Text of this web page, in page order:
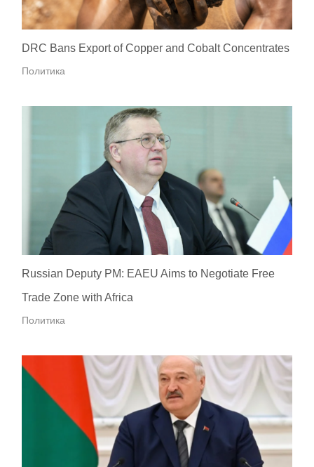
DRC Bans Export of Copper and Cobalt Concentrates
Политика
Russian Deputy PM: EAEU Aims to Negotiate Free
Trade Zone with Africa
Политика